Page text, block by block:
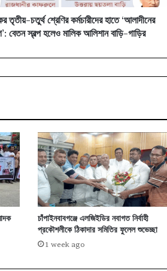
তৃতীয়-চতুর্থ শ্রেণির কর্মচারীদের হাতে ‘আলাদীনের
বেতন স্বল্প হলেও মালিক আলিশান বাড়ি-গাড়ির
চাঁপাইনবাবগঞ্জে এলজিইডির নবাগত নির্বাহী
প্রকৌশলীকে ঠিকাদার সমিতির ফুলেল শুভেচ্ছা
1 week ago